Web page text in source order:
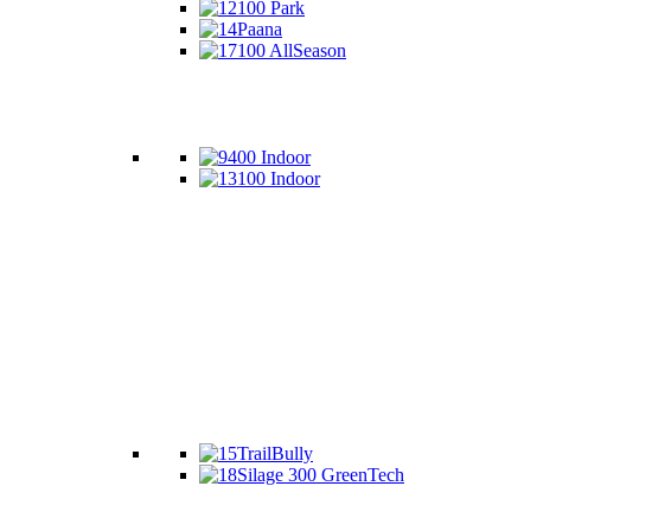
100 Park
Paana
100 AllSeason
400 Indoor
100 Indoor
TrailBully
Silage 300 GreenTech